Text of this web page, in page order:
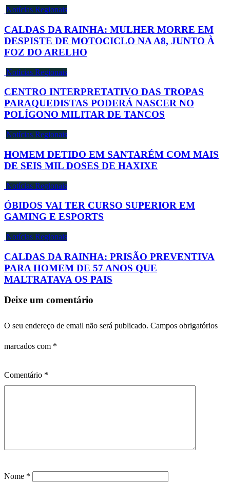
Notícias Regionais
CALDAS DA RAINHA: MULHER MORRE EM
DESPISTE DE MOTOCICLO NA A8, JUNTO À
FOZ DO ARELHO
Notícias Regionais
CENTRO INTERPRETATIVO DAS TROPAS
PARAQUEDISTAS PODERÁ NASCER NO
POLÍGONO MILITAR DE TANCOS
Notícias Regionais
HOMEM DETIDO EM SANTARÉM COM MAIS
DE SEIS MIL DOSES DE HAXIXE
Notícias Regionais
ÓBIDOS VAI TER CURSO SUPERIOR EM
GAMING E ESPORTS
Notícias Regionais
CALDAS DA RAINHA: PRISÃO PREVENTIVA
PARA HOMEM DE 57 ANOS QUE
MALTRATAVA OS PAIS
Deixe um comentário
O seu endereço de email não será publicado. Campos obrigatórios
marcados com *
Comentário *
Nome *